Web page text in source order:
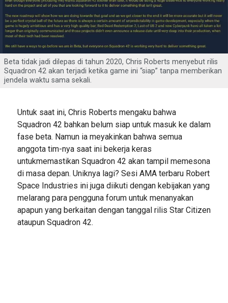
Beta tidak jadi dilepas di tahun 2020, Chris Roberts menyebut rilis
Squadron 42 akan terjadi ketika game ini “siap” tanpa memberikan
jendela waktu sama sekali.
Untuk saat ini, Chris Roberts mengaku bahwa
Squadron 42 bahkan belum siap untuk masuk ke dalam
fase beta. Namun ia meyakinkan bahwa semua
anggota tim-nya saat ini bekerja keras
untukmemastikan Squadron 42 akan tampil memesona
di masa depan. Uniknya lagi? Sesi AMA terbaru Robert
Space Industries ini juga diikuti dengan kebijakan yang
melarang para pengguna forum untuk menanyakan
apapun yang berkaitan dengan tanggal rilis Star Citizen
ataupun Squadron 42.